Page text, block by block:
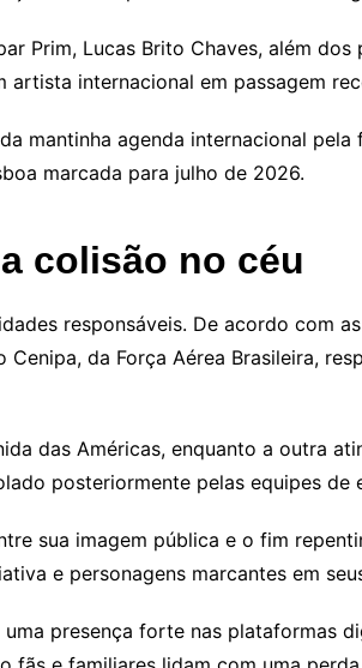
Prim, Lucas Brito Chaves, além
internacional em passagem
mantinha agenda internacional
marcada para julho de 2026.
colisão no céu
responsáveis. De acordo com
da Força Aérea Brasileira,
das Américas, enquanto a outra
posteriormente pelas equipes de
sua imagem pública e o fim
e personagens marcantes em
uma presença forte nas plataformas